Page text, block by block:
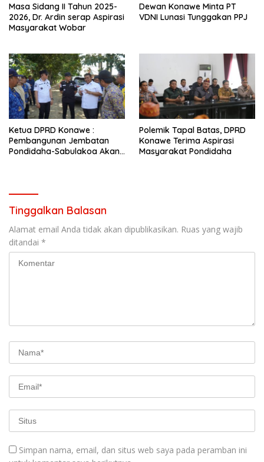
Masa Sidang II Tahun 2025-
2026, Dr. Ardin serap Aspirasi
Masyarakat Wobar
Dewan Konawe Minta PT
VDNI Lunasi Tunggakan PPJ
Ketua DPRD Konawe :
Pembangunan Jembatan
Pondidaha-Sabulakoa Akan
Polemik Tapal Batas, DPRD
Konawe Terima Aspirasi
Masyarakat Pondidaha
Tinggalkan Balasan
Alamat email Anda tidak akan dipublikasikan. Ruas yang wajib
ditandai *
Simpan nama, email, dan situs web saya pada peramban ini